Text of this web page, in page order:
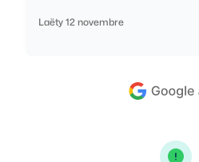
Laëty 12 novembre